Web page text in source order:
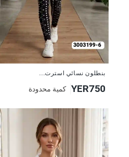
بنطلون نسائي استرت...
YER750 كمية محدودة